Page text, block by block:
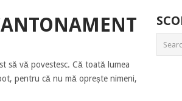
să vă povestesc. Că toată lumea
pentru că nu mă oprește nimeni,